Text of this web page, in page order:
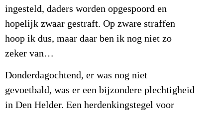
ingesteld, daders worden opgespoord en
hopelijk zwaar gestraft. Op zware straffen
hoop ik dus, maar daar ben ik nog niet zo
zeker van…
Donderdagochtend, er was nog niet
gevoetbald, was er een bijzondere plechtigheid
in Den Helder. Een herdenkingstegel voor